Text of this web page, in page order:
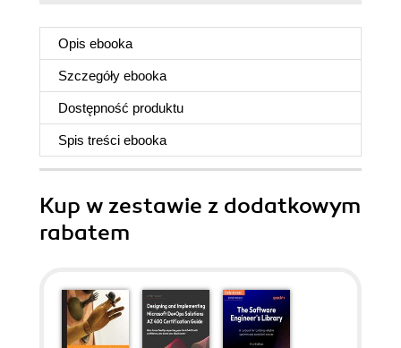
Opis ebooka
Szczegóły ebooka
Dostępność produktu
Spis treści ebooka
Kup w zestawie z dodatkowym
rabatem